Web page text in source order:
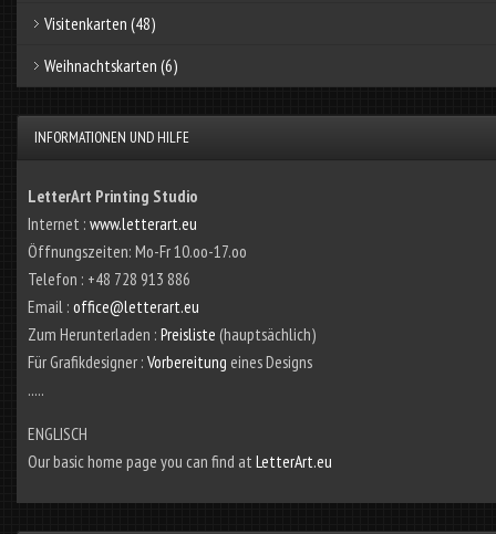
Visitenkarten (48)
Weihnachtskarten (6)
INFORMATIONEN UND HILFE
LetterArt Printing Studio
Internet : www.letterart.eu
Öffnungszeiten: Mo-Fr 10.oo-17.oo
Telefon : +48 728 913 886
Email : office@letterart.eu
Zum Herunterladen : Preisliste (hauptsächlich)
Für Grafikdesigner : Vorbereitung eines Designs
.....
ENGLISCH
Our basic home page you can find at LetterArt.eu